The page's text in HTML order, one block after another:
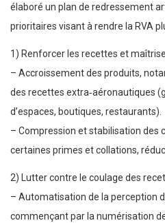
élaboré un plan de redressement
prioritaires visant à rendre la RVA
1) Renforcer les recettes et
– Accroissement des produits,
des recettes extra‑aéronautiques
d’espaces, boutiques, restaurants).
– Compression et stabilisation des
certaines primes et collations,
2) Lutter contre le coulage des
– Automatisation de la perception
commençant par la numérisation